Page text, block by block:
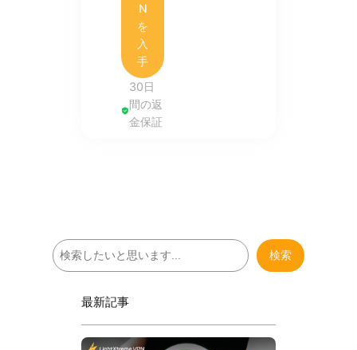
N
を
入
手
30日
間の返
金保証
検
索
検索
最新記事